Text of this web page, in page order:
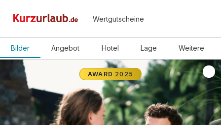
Wertgutscheine
Bilder Angebot Hotel Lage Weitere
AWARD 2025